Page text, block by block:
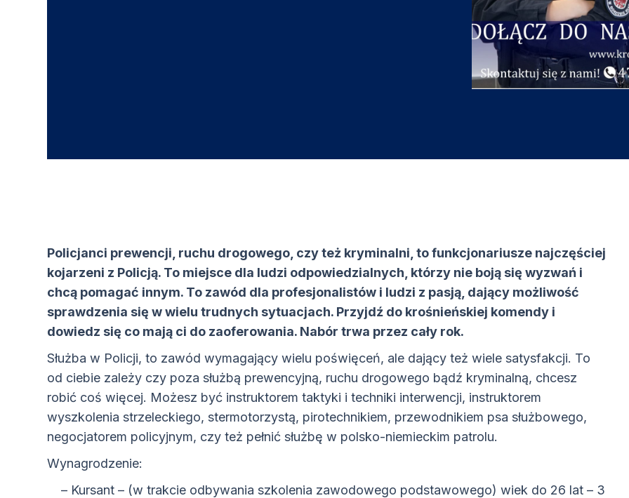
Policjanci prewencji, ruchu drogowego, czy też kryminalni, to funkcjonariusze najczęściej
kojarzeni z Policją. To miejsce dla ludzi odpowiedzialnych, którzy nie boją się wyzwań i
chcą pomagać innym. To zawód dla profesjonalistów i ludzi z pasją, dający możliwość
sprawdzenia się w wielu trudnych sytuacjach. Przyjdź do krośnieńskiej komendy i
dowiedz się co mają ci do zaoferowania. Nabór trwa przez cały rok.
Służba w Policji, to zawód wymagający wielu poświęceń, ale dający też wiele satysfakcji. To
od ciebie zależy czy poza służbą prewencyjną, ruchu drogowego bądź kryminalną, chcesz
robić coś więcej. Możesz być instruktorem taktyki i techniki interwencji, instruktorem
wyszkolenia strzeleckiego, stermotorzystą, pirotechnikiem, przewodnikiem psa służbowego,
negocjatorem policyjnym, czy też pełnić służbę w polsko-niemieckim patrolu.
Wynagrodzenie:
– Kursant – (w trakcie odbywania szkolenia zawodowego podstawowego) wiek do 26 lat – 3